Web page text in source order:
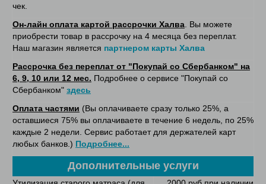
чек.
Он-лайн оплата картой рассрочки Халва . Вы можете
приобрести товар в рассрочку на 4 месяца без переплат.
Наш магазин является партнером карты Халва
Рассрочка без переплат от "Покупай со Сбербанком" на
6, 9, 10 или 12 мес. Подробнее о сервисе "Покупай со
Сбербанком" здесь
Оплата частями (Вы оплачиваете сразу только 25%, а
оставшиеся 75% вы оплачиваете в течение 6 недель, по 25%
каждые 2 недели. Сервис работает для держателей карт
любых банков.) Подробнее...
Дополнительные услуги